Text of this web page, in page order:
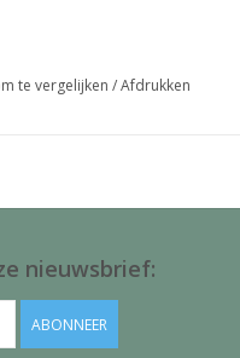
te vergelijken /Afdrukken
nieuwsbrief:
ABONNEER